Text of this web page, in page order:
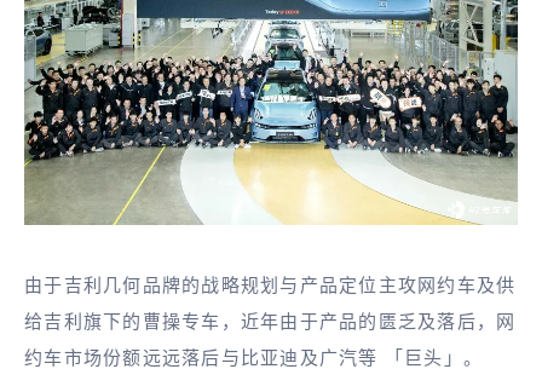
由于吉利几何品牌的战略规划与产品定位主攻网约车及供
给吉利旗下的曹操专车，近年由于产品的匮乏及落后，网
约车市场份额远远落后与比亚迪及广汽等 「巨头」。